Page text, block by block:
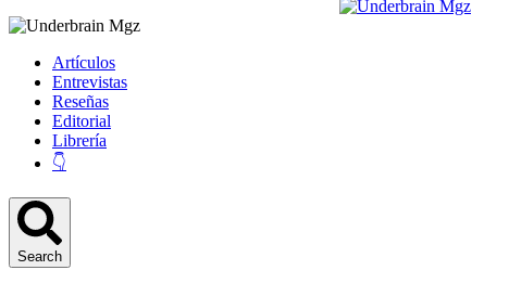
Artículos
Entrevistas
Reseñas
Editorial
Librería
👇
Search